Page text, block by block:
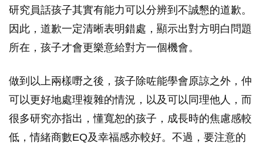
研究員話孩子其實有能力可以分辨到不誠懇的道歉。
因此，道歉一定清晰表明錯處，顯示出對方明白問題
所在，孩子才會更樂意給對方一個機會。
做到以上兩樣嘢之後，孩子除咗能學會原諒之外，仲
可以更好地處理複雜的情況，以及可以同理他人，而
很多研究亦指出，懂寬恕的孩子，成長時的焦慮感較
低，情緒商數EQ及幸福感亦較好。不過，要注意的